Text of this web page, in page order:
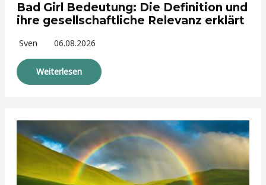
Bad Girl Bedeutung: Die Definition und
ihre gesellschaftliche Relevanz erklärt
Sven 06.08.2026
Weiterlesen